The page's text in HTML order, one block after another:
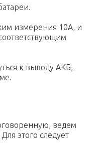
измерения 10А, и
к выводу АКБ,
ведем
этого следует